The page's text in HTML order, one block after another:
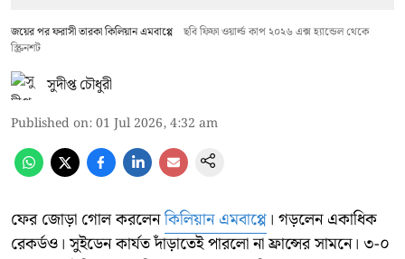
জয়ের পর ফরাসী তারকা কিলিয়ান এমবাপ্পে
ছবি ফিফা ওয়ার্ল্ড কাপ ২০২৬ এক্স হ্যান্ডেল থেকে
স্ক্রিনশট
সুদীপ্ত চৌধুরী
Published on:01 Jul 2026, 4:32 am
ফের জোড়া গোল করলেনকিলিয়ান এমবাপ্পে। গড়লেন একাধিক
রেকর্ডও। সুইডেন কার্যত দাঁড়াতেই পারলো না ফ্রান্সের সামনে। ৩-০